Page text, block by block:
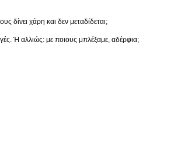
δίνει χάρη και δεν μεταδίδεται;
Ή αλλιώς: με ποιους μπλέξαμε, αδέρφια;